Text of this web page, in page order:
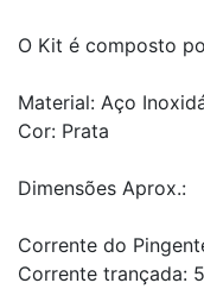
O Kit é composto
Material: Aço
Cor: Prata
Dimensões Aprox.:
Corrente do
Corrente trançada: